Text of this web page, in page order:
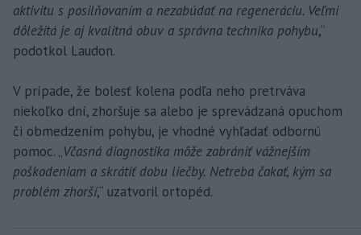
aktivitu s posilňovaním a nezabúdať na regeneráciu. Veľmi
dôležitá je aj kvalitná obuv a správna technika pohybu,“
podotkol Laudon.
V prípade, že bolesť kolena podľa neho pretrváva
niekoľko dní, zhoršuje sa alebo je sprevádzaná opuchom
či obmedzením pohybu, je vhodné vyhľadať odbornú
pomoc. „Včasná diagnostika môže zabrániť vážnejším
poškodeniam a skrátiť dobu liečby. Netreba čakať, kým sa
problém zhorší,“ uzatvoril ortopéd.